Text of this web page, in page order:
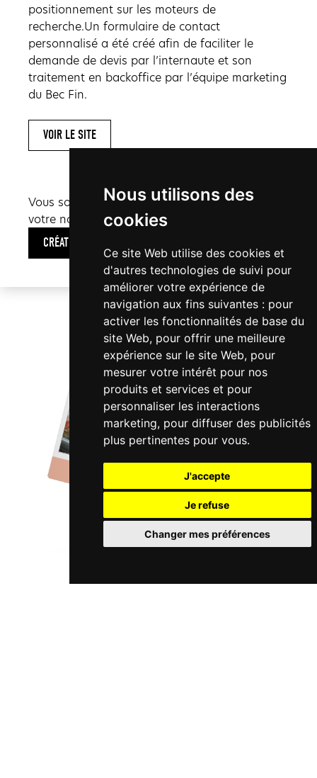
Nous utilisons des
cookies
Ce site Web utilise des cookies et
d'autres technologies de suivi pour
améliorer votre expérience de
navigation aux fins suivantes : pour
activer les fonctionnalités de base du
site Web, pour offrir une meilleure
expérience sur le site Web, pour
mesurer votre intérêt pour nos
produits et services et pour
personnaliser les interactions
marketing, pour diffuser des publicités
plus pertinentes pour vous.
J'accepte
Je refuse
Changer mes préférences
positionnement sur les moteurs de
recherche.Un formulaire de contact
personnalisé a été créé afin de faciliter le
demande de devis par l’internaute et son
traitement en backoffice par l’équipe marketing
du Bec Fin.
VOIR LE SITE
Vous souhaitez en savoir plus sur la création de
votre nouveau site internet ?
CRÉATION WEB